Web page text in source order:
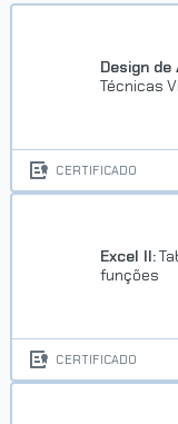
Design
Técnicas
CERTIFICADO
Excel II:
funções
CERTIFICADO